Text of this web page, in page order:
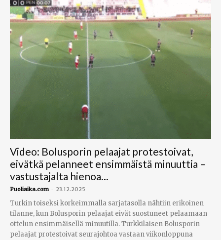
Video: Bolusporin pelaajat protestoivat,
eivätkä pelanneet ensimmäistä minuuttia –
vastustajalta hienoa...
Puoliaika.com - 23.12.2025
Turkin toiseksi korkeimmalla sarjatasolla nähtiin erikoinen
tilanne, kun Bolusporin pelaajat eivät suostuneet pelaamaan
ottelun ensimmäisellä minuutilla. Turkkilaisen Bolusporin
pelaajat protestoivat seurajohtoa vastaan viikonloppuna